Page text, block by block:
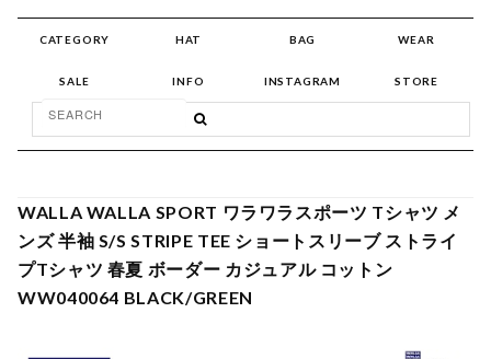
CATEGORY HAT BAG WEAR
SALE INFO INSTAGRAM STORE
WALLA WALLA SPORT ワラワラスポーツ Tシャツ メ
ンズ 半袖 S/S STRIPE TEE ショートスリーブ ストライ
プTシャツ 春夏 ボーダー カジュアル コットン
WW040064 BLACK/GREEN